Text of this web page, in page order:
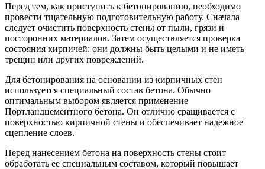
Перед тем, как приступить к бетонированию, необходимо
провести тщательную подготовительную работу. Сначала
следует очистить поверхность стены от пыли, грязи и
посторонних материалов. Затем осуществляется проверка
состояния кирпичей: они должны быть целыми и не иметь
трещин или других повреждений.
Для бетонирования на основании из кирпичных стен
используется специальный состав бетона. Обычно
оптимальным выбором является применение
Портландцементного бетона. Он отлично сращивается с
поверхностью кирпичной стены и обеспечивает надежное
сцепление слоев.
Перед нанесением бетона на поверхность стены стоит
обработать ее специальным составом, который повышает